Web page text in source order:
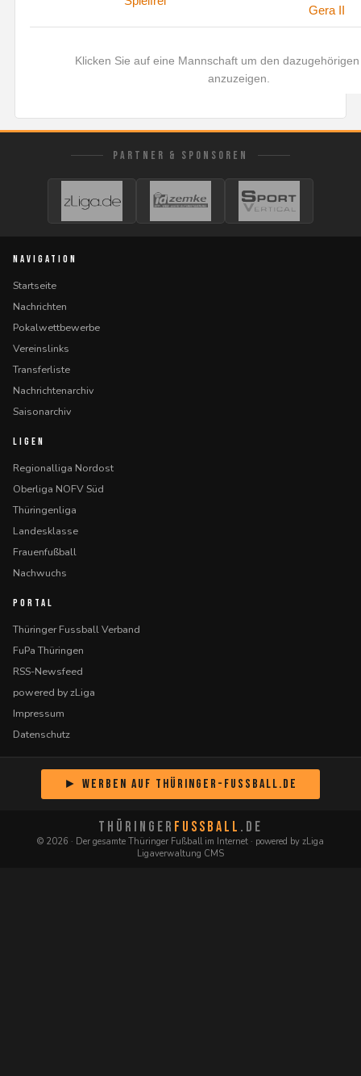
Gera II
Klicken Sie auf eine Mannschaft um den
anzuzeigen.
PARTNER & SPONSOREN
NAVIGATION
Startseite
Nachrichten
Pokalwettbewerbe
Vereinslinks
Transferliste
Nachrichtenarchiv
Saisonarchiv
LIGEN
Regionalliga Nordost
Oberliga NOFV Süd
Thüringenliga
Landesklasse
Frauenfußball
Nachwuchs
PORTAL
Thüringer Fussball Verband
FuPa Thüringen
RSS-Newsfeed
powered by zLiga
Impressum
Datenschutz
► Werben auf Thüringer-Fussball.de
THÜRINGER FUSSBALL .DE
© 2026 · Der gesamte Thüringer Fußball im Internet · powered by zLiga
Ligaverwaltung CMS